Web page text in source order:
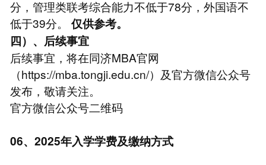
分，管理类联考综合能力不低于78分，外国语不
低于39分。 仅供参考。
四）、后续事宜
后续事宜，将在同济MBA官网
（https://mba.tongji.edu.cn/）及官方微信公众号
发布，敬请关注。
官方微信公众号二维码
06、2025年入学学费及缴纳方式